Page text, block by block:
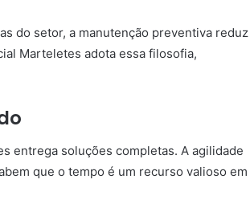
do setor, a manutenção preventiva reduz
Marteletes adota essa filosofia,
entrega soluções completas. A agilidade
que o tempo é um recurso valioso em